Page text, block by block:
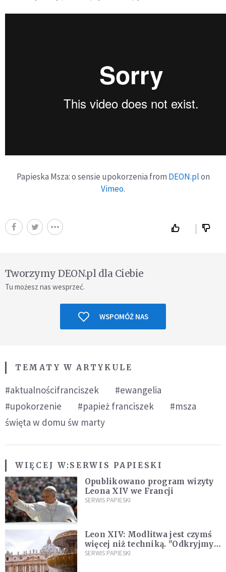
Papieska Msza: o sensie upokorzenia from DEON.plon
Vimeo.
Tworzymy DEON.pl dla Ciebie
Tu możesz nas wesprzeć.
WSPOMÓŻ NAS
TEMATY W ARTYKULE
#aktualnościfranciszek
#ewangelia
#upokorzenie
#papież franciszek
#msza
święta w domu św marty
WIĘCEJ W:SERWIS PAPIESKI
Opublikowano program wizyty
Leona XIV we Francji
SERWIS PAPIESKI
Leon XIV: Modlitwa jest czymś
więcej niż techniką. "Odkryjmy
ją na nowo"
SERWIS PAPIESKI